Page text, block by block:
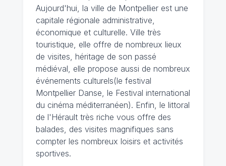
Aujourd'hui, la ville de Montpellier est une
capitale régionale administrative,
économique et culturelle. Ville très
touristique, elle offre de nombreux lieux
de visites, héritage de son passé
médiéval, elle propose aussi de nombreux
événements culturels(le festival
Montpellier Danse, le Festival international
du cinéma méditerranéen). Enfin, le littoral
de l'Hérault très riche vous offre des
balades, des visites magnifiques sans
compter les nombreux loisirs et activités
sportives.